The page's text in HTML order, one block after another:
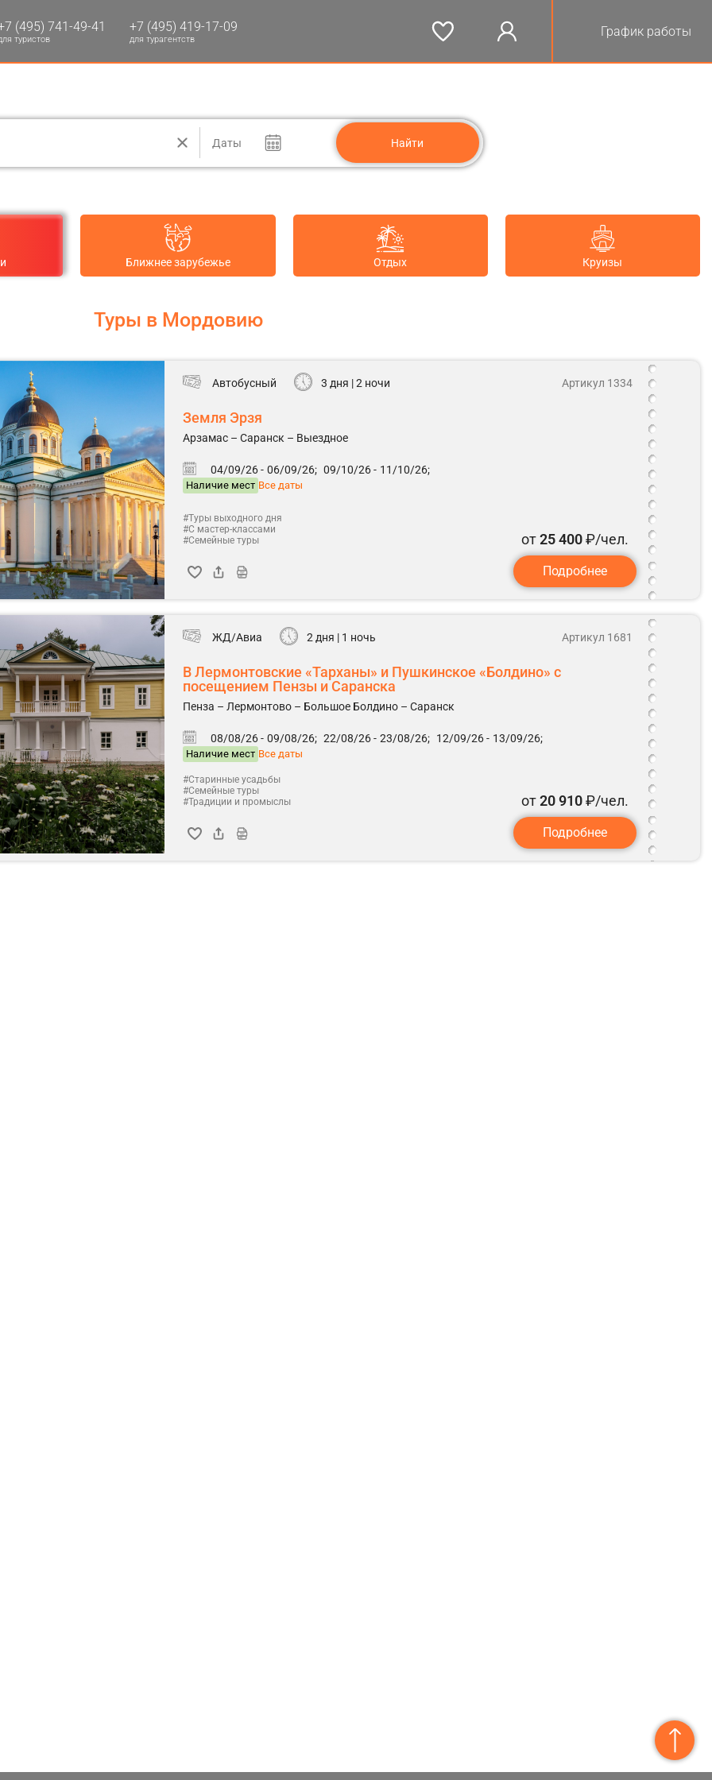
(495) 741-49-41
туристов
+7 (495) 419-17-09
для турагентств
График работы
Даты
Ближнее зарубежье Отдых Круизы
Туры в Мордовию
Автобусный 3 дня | 2 ночи
Земля Эрзя
Арзамас – Саранск – Выездное
04/09/26 - 06/09/26; 09/10/26 - 11/10/26;
Наличие мест Все даты
Артикул 1334
#Туры выходного дня
#С мастер-классами
#Семейные туры
от25 400₽/чел.
Подробнее
ЖД/Авиа 2 дня | 1 ночь
В Лермонтовские «Тарханы» и Пушкинское «Болдино» с
посещением Пензы и Саранска
Пенза – Лермонтово – Большое Болдино – Саранск
08/08/26 - 09/08/26; 22/08/26 - 23/08/26; 12/09/26 - 13/09/26;
Наличие мест Все даты
Артикул 1681
#Старинные усадьбы
#Семейные туры
#Традиции и промыслы
от20 910₽/чел.
Подробнее